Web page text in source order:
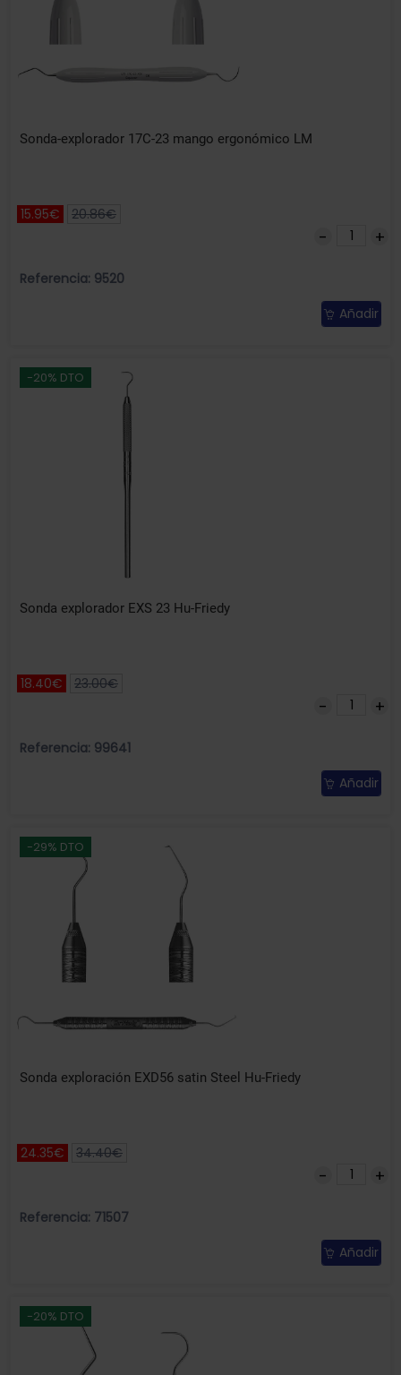
Sonda-explorador 17C-23 mango ergonómico LM
15.95€ 20.86€
Referencia: 9520
Añadir
-20% DTO
Sonda explorador EXS 23 Hu-Friedy
18.40€ 23.00€
Referencia: 99641
Añadir
-29% DTO
Sonda exploración EXD56 satin Steel Hu-Friedy
24.35€ 34.40€
Referencia: 71507
Añadir
-20% DTO